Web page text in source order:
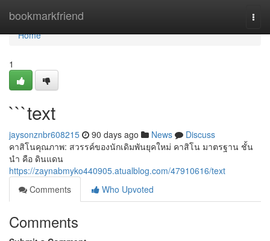
bookmarkfriend
Home
Home
1
```text
jaysonznbr608215 90 days ago News
Discuss
คาสิโนคุณภาพ: สวรรค์ของนักเดิมพันยุคใหม่ คาสิโน มาตรฐาน ชั้น
นำ คือ ดินแดน
https://zaynabmyko440905.atualblog.com/47910616/text
Comments
Who Upvoted
Comments